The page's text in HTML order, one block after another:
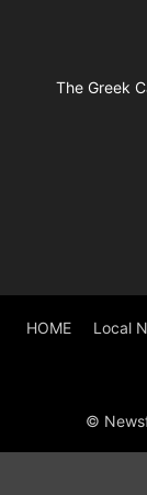
The Greek
HOME Local
©